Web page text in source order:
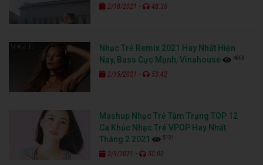
2/18/2021 - 48:35
Nhạc Trẻ Remix 2021 Hay Nhất Hiện
Nay, Bass Cực Mạnh, Vinahouse
4808
2/15/2021 - 53:42
Mashup Nhạc Trẻ Tâm Trạng TOP 12
Ca Khúc Nhạc Trẻ VPOP Hay Nhất
Tháng 2 2021
5121
2/9/2021 - 55:00